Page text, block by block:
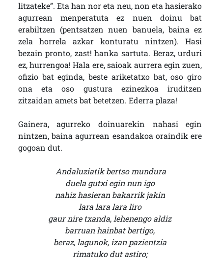
litzateke”. Eta han nor eta neu, non eta hasierako
agurrean menperatuta ez nuen doinu bat
erabiltzen (pentsatzen nuen banuela, baina ez
zela horrela azkar konturatu nintzen). Hasi
bezain pronto, zast! hanka sartuta. Beraz, urduri
ez, hurrengoa! Hala ere, saioak aurrera egin zuen,
ofizio bat eginda, beste ariketatxo bat, oso giro
ona eta oso gustura ezinezkoa iruditzen
zitzaidan amets bat betetzen. Ederra plaza!
Gainera, agurreko doinuarekin nahasi egin
nintzen, baina agurrean esandakoa oraindik ere
gogoan dut.
Andaluziatik bertso mundura
duela gutxi egin nun igo
nahiz hasieran bakarrik jakin
lara lara lara liro
gaur nire txanda, lehenengo aldiz
barruan hainbat bertigo,
beraz, lagunok, izan pazientzia
rimatuko dut astiro;